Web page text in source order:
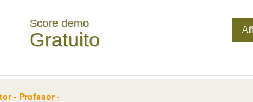
Score demo
Gratuito
- Profesor -